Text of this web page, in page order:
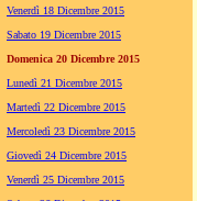
Venerdì 18 Dicembre 2015
Sabato 19 Dicembre 2015
Domenica 20 Dicembre 2015
Lunedì 21 Dicembre 2015
Martedì 22 Dicembre 2015
Mercoledì 23 Dicembre 2015
Giovedì 24 Dicembre 2015
Venerdì 25 Dicembre 2015